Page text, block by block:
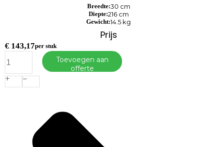
Breedte:30 cm
Diepte:216 cm
Gewicht:14.5 kg
Prijs
€ 143,17per stuk
Borderrand
Cortenstaal
40cm
lengte
grondnagels
verbindingsset
Toevoegen aan
offerte